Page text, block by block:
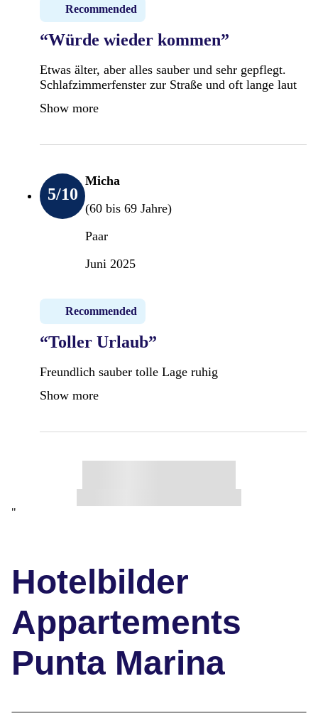
Recommended
“Würde wieder kommen”
Etwas älter, aber alles sauber und sehr gepflegt.
Schlafzimmerfenster zur Straße und oft lange laut
Show more
5/10
Micha
(60 bis 69 Jahre)
Paar
Juni 2025
Recommended
“Toller Urlaub”
Freundlich sauber tolle Lage ruhig
Show more
"
Hotelbilder
Appartements
Punta Marina